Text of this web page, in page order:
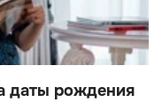
даты рождения